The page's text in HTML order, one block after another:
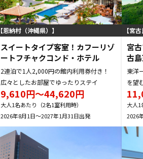
恩納村（沖縄県）
スイートタイプ客室！カフーリゾ
ートフチャクコンド・ホテル
2連泊で1人2,000円の館内利用券付き！
広々としたお部屋でゆったりステイ
9,610円～44,620円
大人1名あたり（2名1室利用時）
2026年8月1日～2027年1月31日
宮古
宮
古
東洋
を望
大人1
2026